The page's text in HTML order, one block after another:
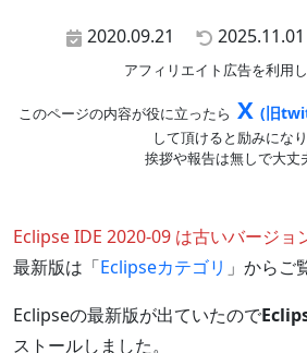
2020.09.21 2025.11.01
アフィリエイト広告を利用
このページの内容が役に立ったら X (旧
して頂けると励みにな
挨拶や報告は無しで大丈
Eclipse IDE 2020-09 は古いバージョ
最新版は「Eclipseカテゴリ 」からご
Eclipseの最新版が出ていたので
ストールしました。